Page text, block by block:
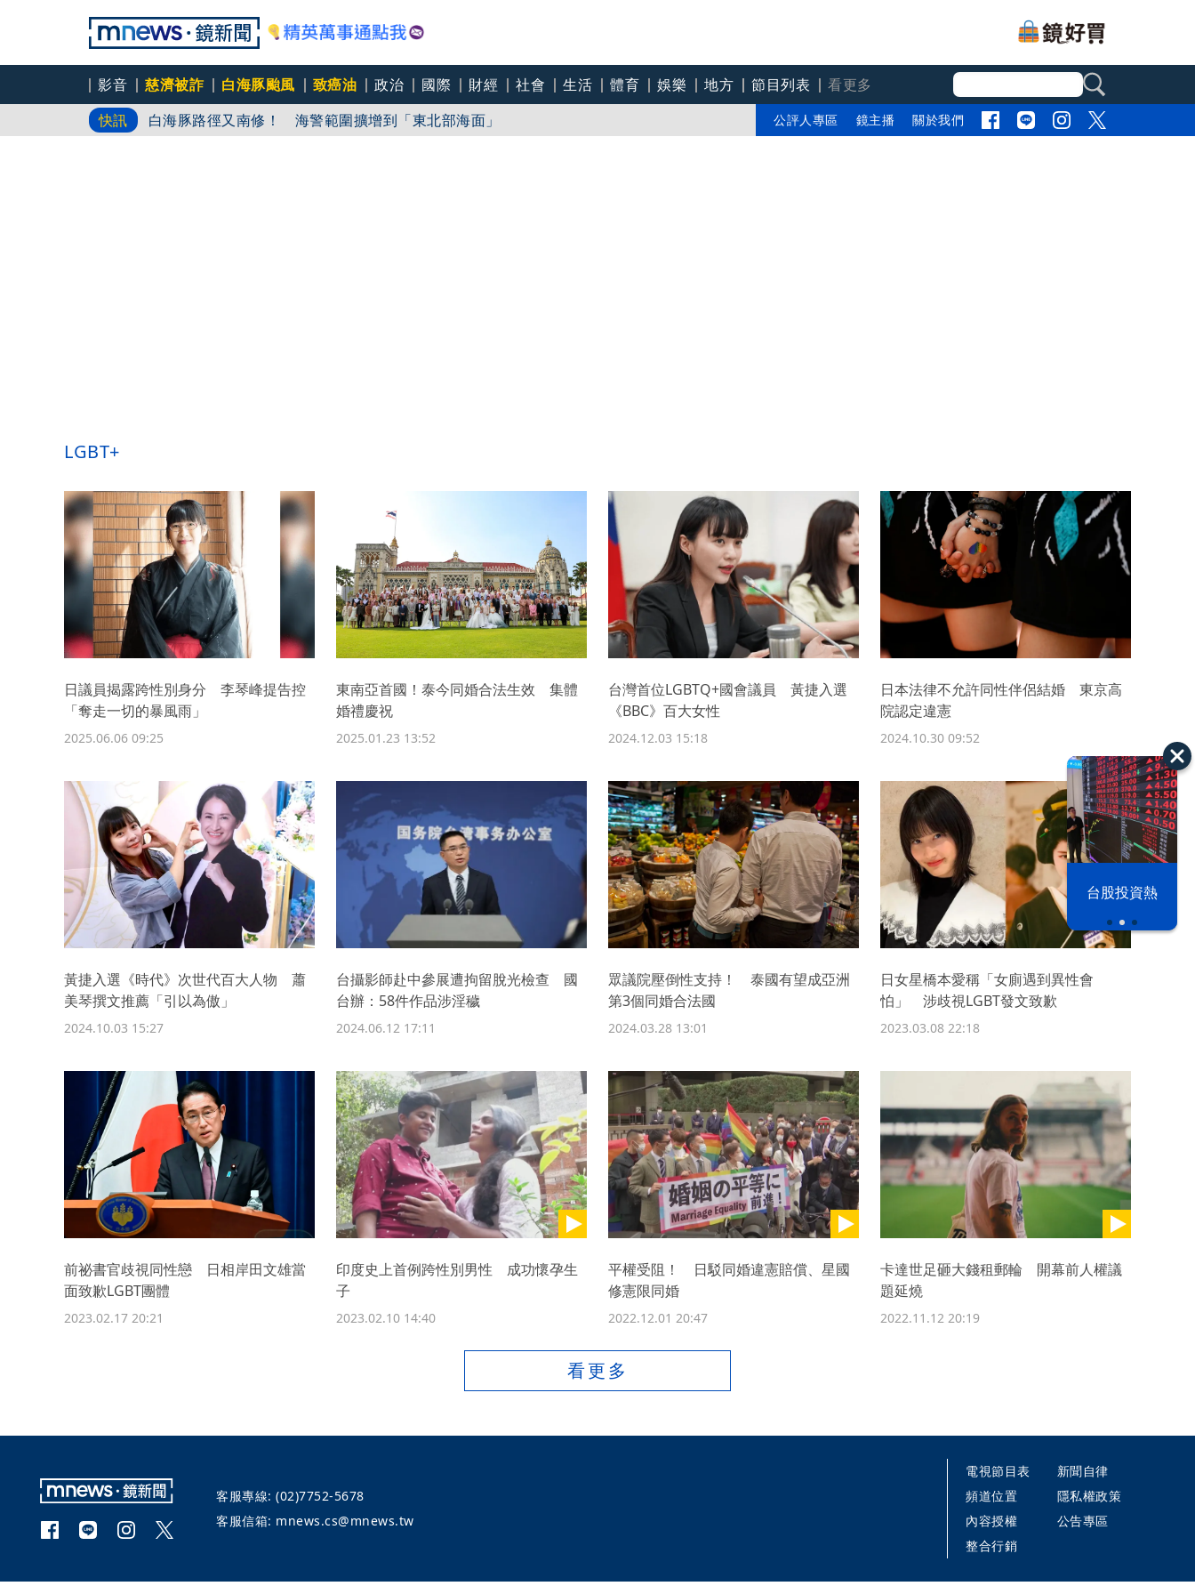
影音 慈濟被詐 白海豚颱風 致癌油 政治 國際 財經 社會 生活 體育 娛樂 地方 節目列表
看更多
快訊
agnès b.推Humanitarian系列 「give love」成今夏最暖時尚宣言
白海豚路徑又南修！ 海警範圍擴增到「東北部海面」
公評人專區 鏡主播 關於我們
漢光42演習 台股投資熱
LGBT+
日議員揭露跨性別身分 李琴峰提告控
「奪走一切的暴風雨」
2025.06.06 09:25
東南亞首國！泰今同婚合法生效 集體
婚禮慶祝
2025.01.23 13:52
台灣首位LGBTQ+國會議員 黃捷入選
《BBC》百大女性
2024.12.03 15:18
日本法律不允許同性伴侶結婚 東京高
院認定違憲
2024.10.30 09:52
黃捷入選《時代》次世代百大人物 蕭
美琴撰文推薦「引以為傲」
2024.10.03 15:27
台攝影師赴中參展遭拘留脫光檢查 國
台辦：58件作品涉淫穢
2024.06.12 17:11
眾議院壓倒性支持！ 泰國有望成亞洲
第3個同婚合法國
2024.03.28 13:01
日女星橋本愛稱「女廁遇到異性會
怕」 涉歧視LGBT發文致歉
2023.03.08 22:18
前祕書官歧視同性戀 日相岸田文雄當
面致歉LGBT團體
2023.02.17 20:21
印度史上首例跨性別男性 成功懷孕生
子
2023.02.10 14:40
平權受阻！ 日駁同婚違憲賠償、星國
修憲限同婚
2022.12.01 20:47
卡達世足砸大錢租郵輪 開幕前人權議
題延燒
2022.11.12 20:19
看更多
客服專線: (02)7752-5678
客服信箱: mnews.cs@mnews.tw
電視節目表
新聞自律
頻道位置
隱私權政策
內容授權
公告專區
整合行銷